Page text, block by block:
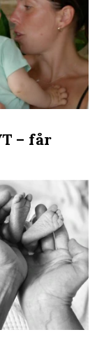
– får